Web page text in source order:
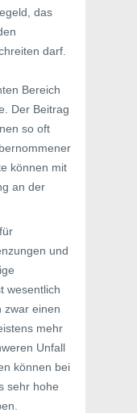
das
darf.
Bereich
Der Beitrag
so oft
können mit
an der
und
wesentlich
zwar einen
mehr
Unfall
können bei
sehr hohe